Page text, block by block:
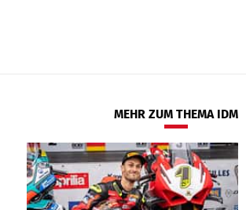
MEHR ZUM THEMA IDM